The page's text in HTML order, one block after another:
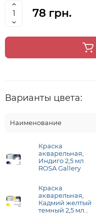
78 грн.
Варианты цвета:
Наименование
Краска
акварельная,
Индиго 2,5 мл
ROSA Gallery
Краска
акварельная,
Кадмий желтый
темный 2,5 мл